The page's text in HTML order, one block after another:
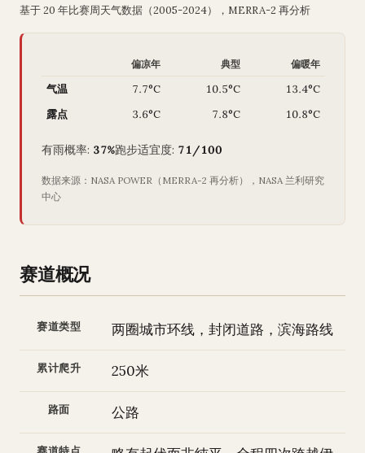
基于 20 年比赛周天气数据（2005-2024），MERRA-2 再分析
偏凉年 典型 偏暖年
气温 7.7°C 10.5°C
13.4°C
露点
3.6°C 7.8°C 10.8°C
有雨概率: 37%跑步适宜度: 71/100
数据来源：NASA POWER（MERRA-2 再分析），NASA 兰利研究
中心
赛道概况
赛道类型 两圈城市环线，封闭道路，滨海路线
累计爬升 250米
路面 公路